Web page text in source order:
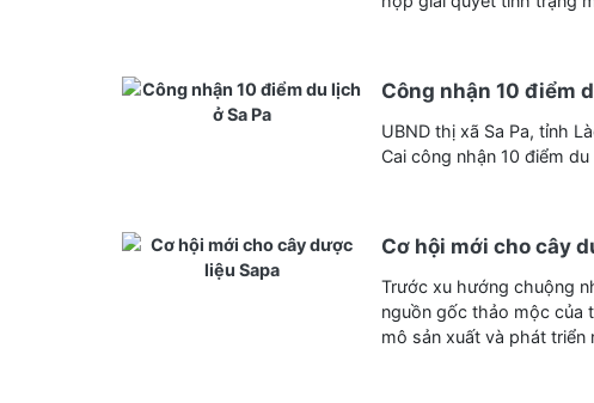
Công nhận 10 điểm
UBND thị xã Sa Pa, tỉnh
Cai công nhận 10 điểm
Cơ hội mới cho cây
Trước xu hướng chuộng
nguồn gốc thảo mộc của
mô sản xuất và phát triển